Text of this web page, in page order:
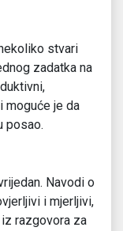
stvari
zadatka na
moguće je da
posao.
Navodi o
i mjerljivi,
razgovora za